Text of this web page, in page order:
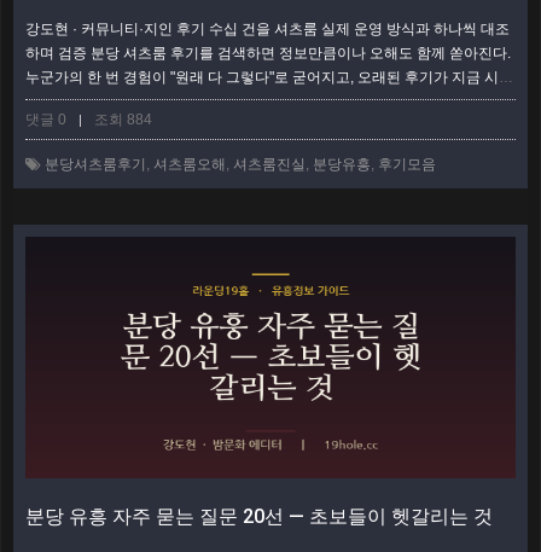
강도현 · 커뮤니티·지인 후기 수십 건을 셔츠룸 실제 운영 방식과 하나씩 대조
하며 검증 분당 셔츠룸 후기를 검색하면 정보만큼이나 오해도 함께 쏟아진다.
누군가의 한 번 경험이 "원래 다 그렇다"로 굳어지고, 오래된 후기가 지금 시스
템과 다른데도 계속 인용된다. 이 글은 분당 셔츠룸 후기에서 반복적으로 튀어
나오는 통념 다섯 가지를 골라, 현장에서 확인한 실제와 하나씩 대조했다. 후
격이 비슷하다" 진실: 후기에서 가장 흔한 착각이다. 같은 '셔츠룸'이라는 …
댓글 0 | 조회 884
분당셔츠룸후기 , 셔츠룸오해 , 셔츠룸진실 , 분당유흥, 후기모음
분당 유흥 자주 묻는 질문 20선 — 초보들이 헷갈리는 것